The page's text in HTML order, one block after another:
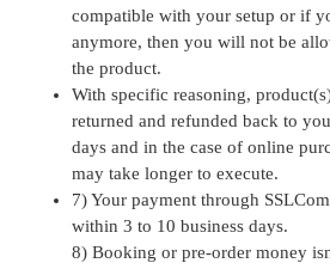
compatible with your setup or if
anymore, then you will not be
the product.
With specific reasoning,
returned and refunded back to
days and in the case of online
may take longer to execute.
7) Your payment through
within 3 to 10 business days.
8) Booking or pre-order money